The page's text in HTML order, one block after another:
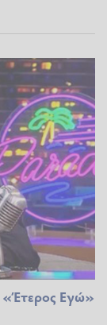
«Έτερος Εγώ»